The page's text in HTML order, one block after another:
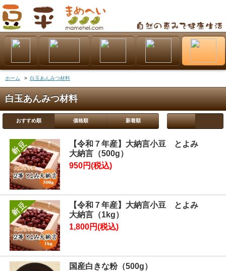
ホーム > 白玉あんみつ材料
白玉あんみつ材料
おすすめ順 価格順 新着順
【令和７年産】大納言小豆 とよみ
大納言（500g）
950円(税込)
【令和７年産】大納言小豆 とよみ
大納言（1kg）
1,800円(税込)
国産白きな粉（500g）